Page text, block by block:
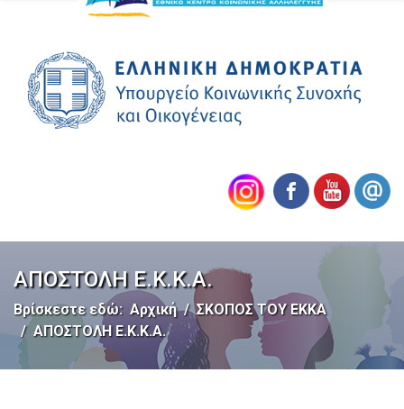
ΑΠΟΣΤΟΛΗ Ε.Κ.Κ.Α.
Βρίσκεστε εδώ: Αρχική
ΣΚΟΠΟΣ ΤΟΥ ΕΚΚΑ
ΑΠΟΣΤΟΛΗ Ε.Κ.Κ.Α.